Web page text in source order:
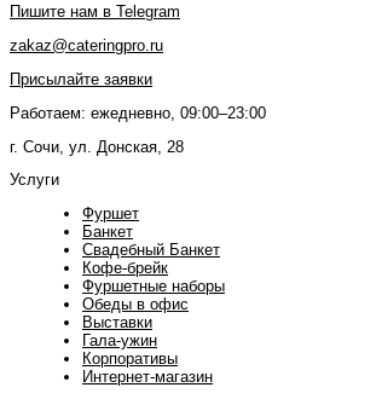
Пишите нам в Telegram
zakaz@cateringpro.ru
Присылайте заявки
Работаем: ежедневно, 09:00–23:00
г. Сочи, ул. Донская, 28
Услуги
Фуршет
Банкет
Свадебный Банкет
Кофе-брейк
Фуршетные наборы
Обеды в офис
Выставки
Гала-ужин
Корпоративы
Интернет-магазин